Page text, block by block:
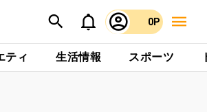
0P
ティ 生活情報 スポーツ